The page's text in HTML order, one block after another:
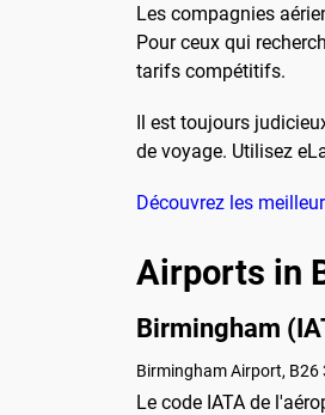
Les compagnies
Pour ceux qui
tarifs compétitifs.
Il est toujours
de voyage. Utilisez
Découvrez les
Airports in
Birmingham
Birmingham Airport, B26
Le code IATA de